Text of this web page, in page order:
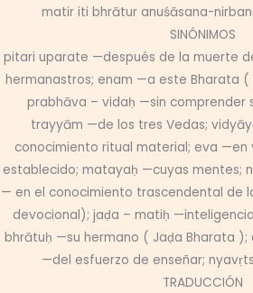
matir iti bhrātur anuśāsana-
SINÓNIMOS
pitari uparate —después de la muerte
hermanastros; enam —a este Bharata
prabhāva – vidaḥ —sin comprender
trayyām —de los tres Vedas;
conocimiento ritual material; eva
establecido; matayaḥ —cuyas mentes;
— en el conocimiento trascendental de
devocional); jaḍa – matiḥ
bhrātuḥ —su hermano ( Jaḍa Bharata );
—del esfuerzo de enseñar;
TRADUCCIÓN